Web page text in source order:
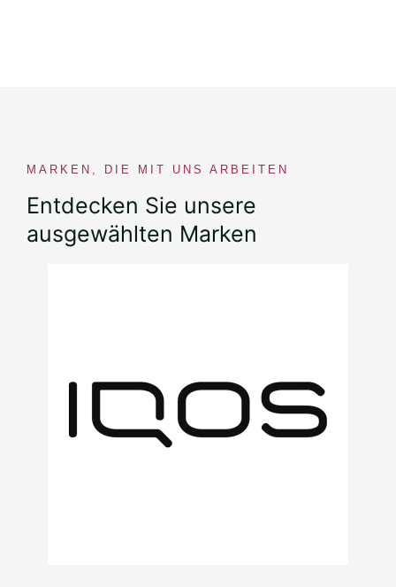
MARKEN, DIE MIT UNS ARBEITEN
Entdecken Sie unsere
ausgewählten Marken